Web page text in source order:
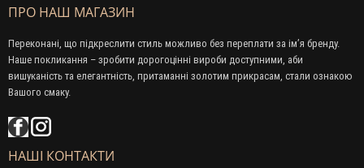
ПРО НАШ МАГАЗИН
Переконані, що підкреслити стиль можливо без переплати за ім’я бренду.
Наше покликання – зробити дорогоцінні вироби доступними, аби
вишуканість та елегантність, притаманні золотим прикрасам, стали ознакою
Вашого смаку.
НАШІ КОНТАКТИ